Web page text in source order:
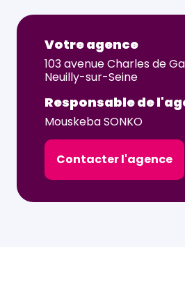
Votre agence
103 avenue Charles de
Neuilly-sur-Seine
Responsable de
Mouskeba SONKO
Contacter l'agence